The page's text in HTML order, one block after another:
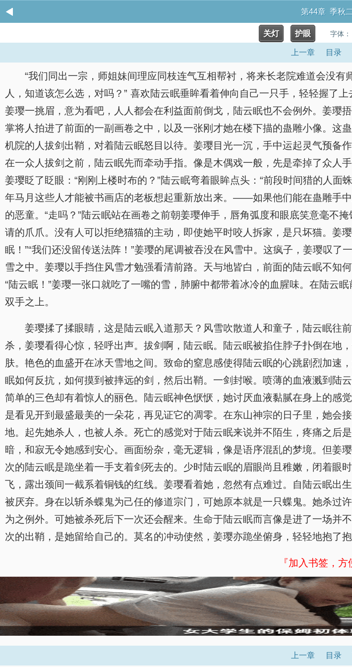
第44章 季秋
关灯 护眼 字体：
上一章 目录
“我们同出一宗，师姐妹间理应同枝连气互相帮衬，将来长老院难道会没
人，知道该怎么选，对吗？” 喜欢陆云眠垂眸看着伸向自己一只手，轻轻握了
姜璎一挑眉，意为看吧，人人都会在利益面前倒戈，陆云眠也不会例外。姜璎
掌将人拍进了前面的一副画卷之中，以及一张刚才她在楼下描的蛊雕小像。这
机院的人拔剑出鞘，对着陆云眠怒目以待。姜璎目光一沉，手中运起灵气预备
在一众人拔剑之前，陆云眠先而牵动手指。像是木偶戏一般，先是牵掉了众人
姜璎眨了眨眼：“刚刚上楼时布的？”陆云眠弯着眼眸点头：“前段时间猎的人
年马月这些人才能被书画店的老板想起重新放出来。——如果他们能在蛊雕手
的恶童。“走吗？”陆云眠站在画卷之前朝姜璎伸手，唇角弧度和眼底笑意毫不
请的爪爪。没有人可以拒绝猫猫的主动，即使她平时咬人拆家，是只坏猫。姜
眠！”“我们还没留传送法阵！”姜璎的尾调被吞没在风雪中。这疯子，姜璎叹
雪之中。姜璎以手挡住风雪才勉强看清前路。天与地皆白，前面的陆云眠不知
“陆云眠！”姜璎一张口就吃了一嘴的雪，肺腑中都带着冰冷的血腥味。在陆云
双手之上。
姜璎揉了揉眼睛，这是陆云眠入道那天？风雪吹散道人和童子，陆云眠往
杀，姜璎看得心惊，轻呼出声。拔剑啊，陆云眠。陆云眠被掐住脖子扑倒在地
肤。艳色的血盛开在冰天雪地之间。致命的窒息感使得陆云眠的心跳剧烈加速
眠如何反抗，如何摸到被摔远的剑，然后出鞘。一剑封喉。喷薄的血液溅到陆
简单的三色却有着惊人的丽色。陆云眠神色恹恹，她讨厌血液黏腻在身上的感
是看见开到最盛最美的一朵花，再见证它的凋零。在东山神宗的日子里，她会
地。起先她杀人，也被人杀。死亡的感觉对于陆云眠来说并不陌生，疼痛之后
暗，和寂无令她感到安心。画面纷杂，毫无逻辑，像是语序混乱的梦境。但姜
次的陆云眠是跪坐着一手支着剑死去的。少时陆云眠的眉眼尚且稚嫩，闭着眼
飞，露出颈间一截系着铜钱的红线。姜璎看着她，忽然有点难过。自陆云眠出
被厌弃。身在以斩杀蝶鬼为己任的修道宗门，可她原本就是一只蝶鬼。她杀过
为之例外。可她被杀死后下一次还会醒来。生命于陆云眠而言像是进了一场并
次的出鞘，是她留给自己的。莫名的冲动使然，姜璎亦跪坐俯身，轻轻地抱了抱
『加入书签，方
上一章 目录